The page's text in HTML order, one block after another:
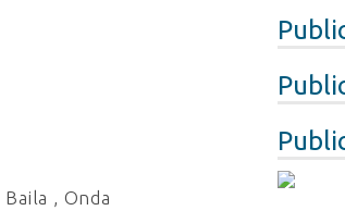
, Onda